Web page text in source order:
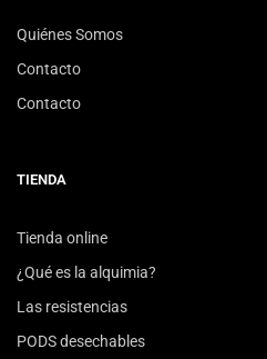
Quiénes Somos
Contacto
Contacto
TIENDA
Tienda online
¿Qué es la alquimia?
Las resistencias
PODS desechables